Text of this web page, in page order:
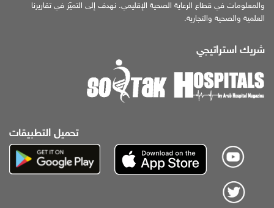
والمعلومات في قطاع الرعاية الصحية الإقليمي. نهدف إلى التميّز في تقاريرنا
العلمية والصحية والتجارية.
شريك استراتيجي
تحميل التطبيقات